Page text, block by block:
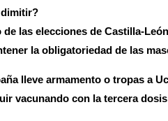
dimitir?
las elecciones de Castilla-
la obligatoriedad de las
lleve armamento o tropas a
vacunando con la tercera